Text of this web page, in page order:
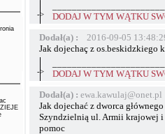
->
DODAJ W TYM WĄTKU
Dodał(a) :
2016-09-05
Jak dojechaç z os.beskidzkiego
->
DODAJ W TYM WĄTKU
Dodał(a) :
Jak dojechać z dworca
Szyndzielnią ul. Armii krajowej
pomoc